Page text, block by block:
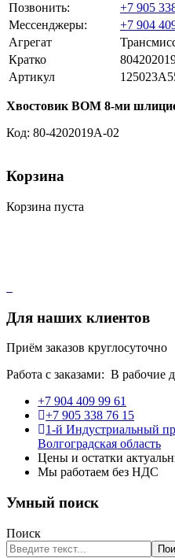
Позвонить:
+7 905
Мессенджеры:
+7 904
Агрегат
Кратко
Артикул
Хвостовик ВОМ 8-ми
Код: 80-4202019A-02
Корзина
Корзина пуста
Для наших клиентов
Приём заказов круглосуточно
Работа с заказами: В рабочие
+7 904 409 99 61
+7 905 338 76 15
1-й Индустриальный
Волгоградская область
Цены и остатки
Мы работаем без НДС
Умный поиск
Поиск